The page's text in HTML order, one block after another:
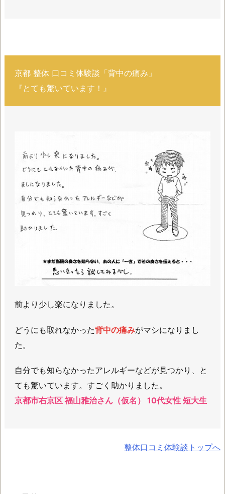
京都 整体 口コミ体験談「背中の痛み」
『とても驚いています！』
前より少し楽になりました。
どうにも取れなかった背中の痛みがマシになりまし
た。
自分でも知らなかったアレルギーなどが見つかり、と
ても驚いています。すごく助かりました。
京都市右京区 福山雅治さん（仮名） 10代女性 短大生
整体口コミ体験談トップへ